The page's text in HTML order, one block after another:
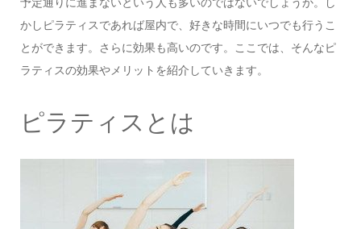
かしピラティスであれば屋内で、好きな時間にいつでも行うこ
とができます。さらに効果も高いのです。ここでは、そんなピ
ラティスの効果やメリットを紹介していきます。
ピラティスとは